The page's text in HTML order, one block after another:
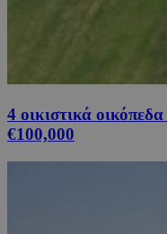
4 οικιστικά
€100,000